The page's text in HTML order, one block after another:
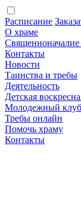
Расписание
О храме
Священноначалие
Контакты
Новости
Таинства и требы
Деятельность
Детская
Молодежный клуб
Требы онлайн
Помочь храму
Контакты